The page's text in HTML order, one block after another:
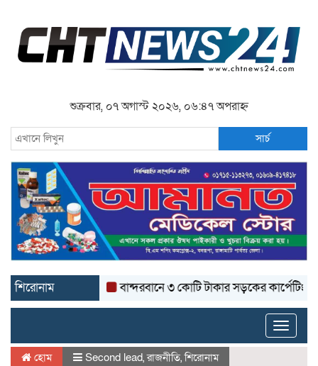
শুক্রবার, ০৭ অগাস্ট ২০২৬, ০৬:৪৭ অপরাহ্ন
সার্চ
শিরোনাম বান্দরবানে ৩ কোটি টাকার সড়কের কার্পেটিং উঠে
Toggle
হোম Second lead,রাজনীতি,শিরোনাম